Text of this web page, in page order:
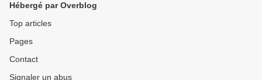
Hébergé par Overblog
Top articles
Pages
Contact
Signaler un abus